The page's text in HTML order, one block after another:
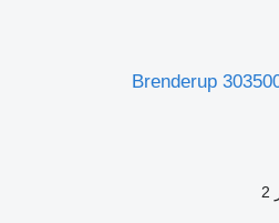
Brenderup
2